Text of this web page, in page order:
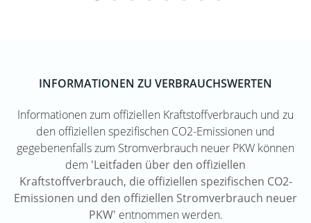
INFORMATIONEN ZU VERBRAUCHSWERTEN
Informationen zum offiziellen Kraftstoffverbrauch und zu
den offiziellen spezifischen CO2-Emissionen und
gegebenenfalls zum Stromverbrauch neuer PKW können
dem 'Leitfaden über den offiziellen
Kraftstoffverbrauch, die offiziellen spezifischen CO2-
Emissionen und den offiziellen Stromverbrauch neuer
PKW' entnommen werden.